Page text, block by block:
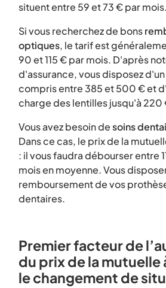
situent entre 59 et 73 € par mois.
Si vous recherchez de bons
optiques, le tarif est
90 et 115 € par mois. D'après
d'assurance, vous disposez
compris entre 385 et 500 € et
charge des lentilles jusqu'à 220
Vous avez besoin desoins
Dans ce cas, le prix de la
: il vous faudra débourser entre
mois en moyenne. Vous
remboursement de vos
dentaires.
Premier facteur de
du prix de la mutuelle
le changement de